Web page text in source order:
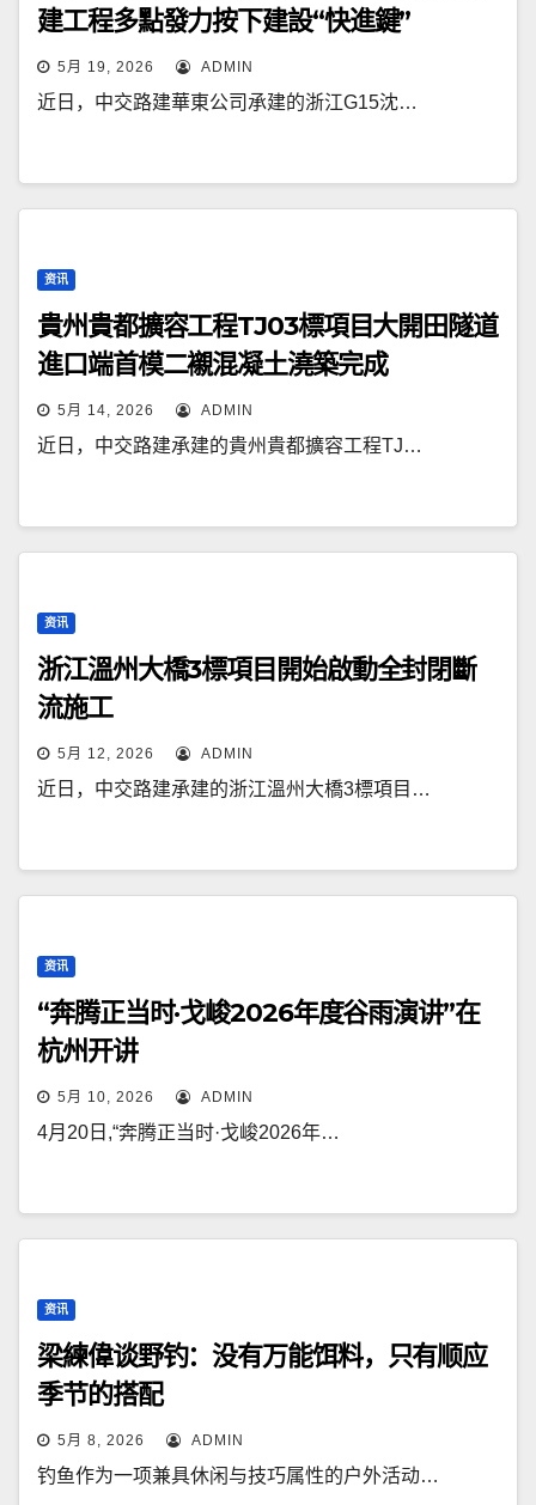
建工程多點發力按下建設“快進鍵”
5月 19, 2026 ADMIN
近日，中交路建華東公司承建的浙江G15沈…
资讯
貴州貴都擴容工程TJ03標項目大開田隧道
進口端首模二襯混凝土澆築完成
5月 14, 2026 ADMIN
近日，中交路建承建的貴州貴都擴容工程TJ…
资讯
浙江溫州大橋3標項目開始啟動全封閉斷
流施工
5月 12, 2026 ADMIN
近日，中交路建承建的浙江溫州大橋3標項目…
资讯
“奔腾正当时·戈峻2026年度谷雨演讲”在
杭州开讲
5月 10, 2026 ADMIN
4月20日,“奔腾正当时·戈峻2026年…
资讯
梁練偉谈野钓：没有万能饵料，只有顺应
季节的搭配
5月 8, 2026 ADMIN
钓鱼作为一项兼具休闲与技巧属性的户外活动…